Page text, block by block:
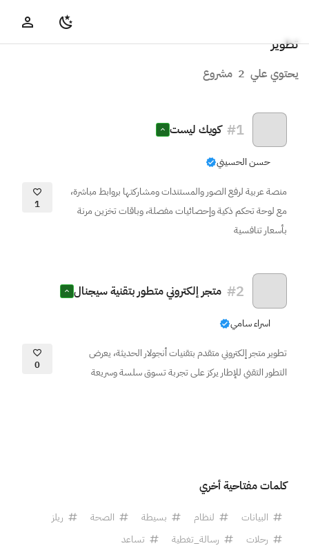
تطوير
يحتوي علي 2 مشروع
#1 كويك ليست
حسن الحسيني
منصة عربية لرفع الصور والمستندات ومشاركتها بروابط مباشرة،
مع لوحة تحكم ذكية وإحصائيات مفصلة، وباقات تخزين مرنة
بأسعار تنافسية
1
#2 متجر إلكتروني متطور بتقنية سيجنال
اسراء سامي
تطوير متجر إلكتروني متقدم بتقنيات أنجولار الحديثة، يعرض
التطور التقني للإطار يركز على تجربة تسوق سلسة وسريعة
0
كلمات مفتاحية أخري
البيانات لنظام بسيطة الصحة
ريلز
رحلات
رسالة_تغطية تساعد